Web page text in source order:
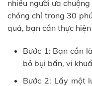
nhiều người ưa
chóng chỉ trong 30
quả, bạn cần thực
Bước 1: Bạn cần
bỏ bụi bẩn, vi
Bước 2: Lấy một